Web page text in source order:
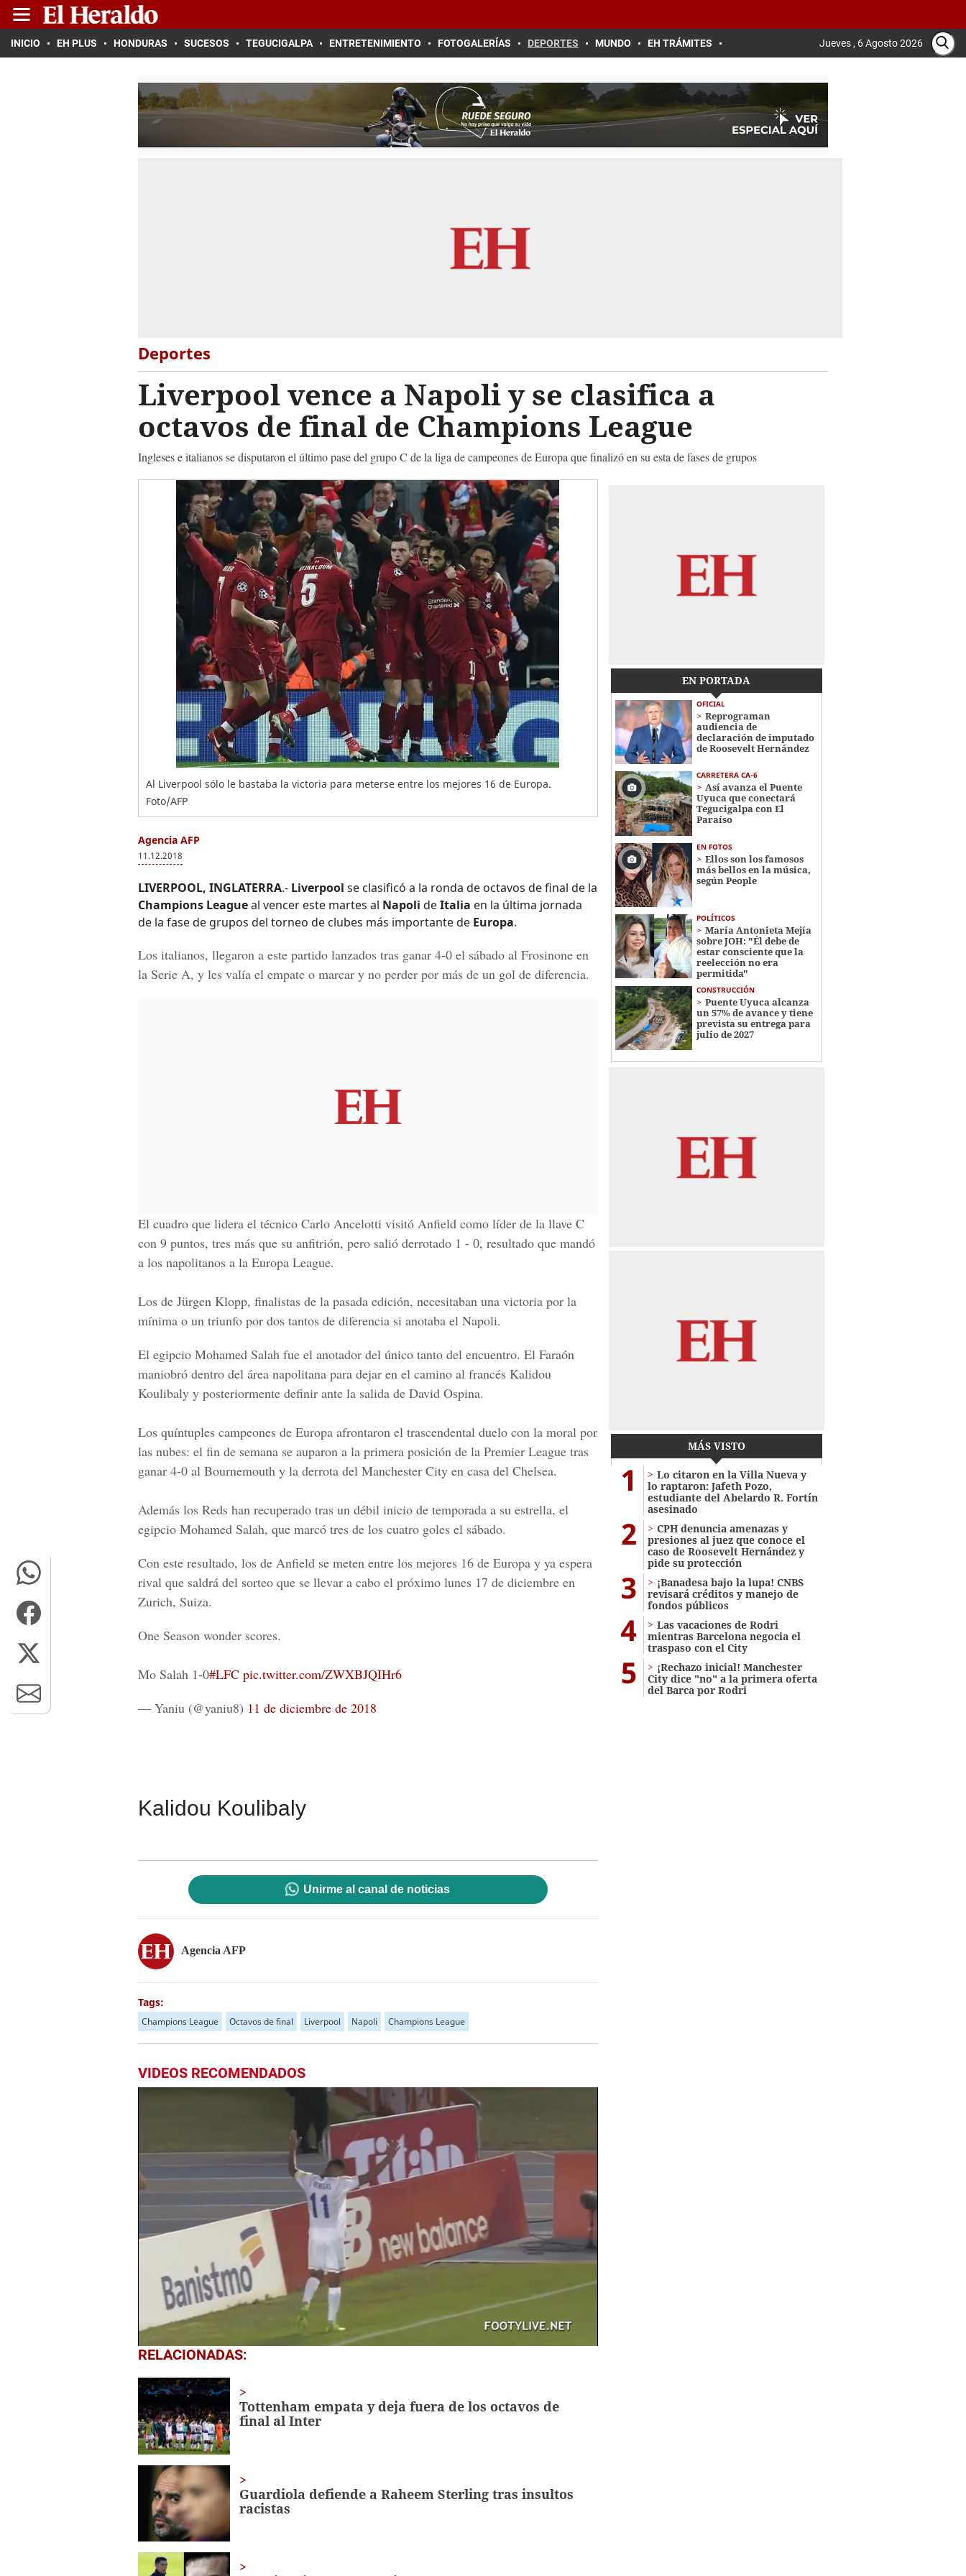
INICIO EH PLUS HONDURAS SUCESOS TEGUCIGALPA ENTRETENIMIENTO FOTOGALERÍAS DEPORTES MUNDO EH TRÁMITES Jueves , 6 Agosto 2026
Deportes
Liverpool vence a Napoli y se clasifica a
octavos de final de Champions League
Ingleses e italianos se disputaron el último pase del grupo C de la liga de campeones de Europa que finalizó en su esta de fases de grupos
Al Liverpool sólo le bastaba la victoria para meterse entre los mejores 16 de Europa.
Foto/AFP
Agencia AFP
11.12.2018
LIVERPOOL, INGLATERRA.- Liverpool se clasificó a la ronda de octavos de final de la
Champions Leagueal vencer este martes al Napoli deItalia en la última jornada
de la fase de grupos del torneo de clubes más importante de Europa.
Los italianos, llegaron a este partido lanzados tras ganar 4-0 el sábado al Frosinone en
la Serie A, y les valía el empate o marcar y no perder por más de un gol de diferencia.
El cuadro que lidera el técnico Carlo Ancelotti visitó Anfield como líder de la llave C
con 9 puntos, tres más que su anfitrión, pero salió derrotado 1 - 0, resultado que mandó
a los napolitanos a la Europa League.
Los de Jürgen Klopp, finalistas de la pasada edición, necesitaban una victoria por la
mínima o un triunfo por dos tantos de diferencia si anotaba el Napoli.
El egipcio Mohamed Salah fue el anotador del único tanto del encuentro. El Faraón
maniobró dentro del área napolitana para dejar en el camino al francés Kalidou
Koulibaly y posteriormente definir ante la salida de David Ospina.
Los quíntuples campeones de Europa afrontaron el trascendental duelo con la moral por
las nubes: el fin de semana se auparon a la primera posición de la Premier League tras
ganar 4-0 al Bournemouth y la derrota del Manchester City en casa del Chelsea.
Además los Reds han recuperado tras un débil inicio de temporada a su estrella, el
egipcio Mohamed Salah, que marcó tres de los cuatro goles el sábado.
Con este resultado, los de Anfield se meten entre los mejores 16 de Europa y ya espera
rival que saldrá del sorteo que se llevar a cabo el próximo lunes 17 de diciembre en
Zurich, Suiza.
One Season wonder scores.
Mo Salah 1-0#LFC pic.twitter.com/ZWXBJQIHr6
— Yaniu (@yaniu8) 11 de diciembre de 2018
Kalidou Koulibaly
Unirme al canal de noticias
Agencia AFP
Tags:
Champions League Octavos de final Liverpool Napoli Champions League
VIDEOS RECOMENDADOS
0
seconds
2
minutes,
41
secondsVolume
0%
RELACIONADAS:
Tottenham empata y deja fuera de los octavos de
final al Inter
Guardiola defiende a Raheem Sterling tras insultos
racistas
EN PORTADA
OFICIAL
Reprograman
audiencia de
declaración de imputado
de Roosevelt Hernández
CARRETERA CA-6
Así avanza el Puente
Uyuca que conectará
Tegucigalpa con El
Paraíso
EN FOTOS
Ellos son los famosos
más bellos en la música,
según People
POLÍTICOS
María Antonieta Mejía
sobre JOH: "Él debe de
estar consciente que la
reelección no era
permitida"
CONSTRUCCIÓN
Puente Uyuca alcanza
un 57% de avance y tiene
prevista su entrega para
julio de 2027
MÁS VISTO
1
Lo citaron en la Villa Nueva y
lo raptaron: Jafeth Pozo,
estudiante del Abelardo R. Fortín
asesinado
2
CPH denuncia amenazas y
presiones al juez que conoce el
caso de Roosevelt Hernández y
pide su protección
3
¡Banadesa bajo la lupa! CNBS
revisará créditos y manejo de
fondos públicos
4
Las vacaciones de Rodri
mientras Barcelona negocia el
traspaso con el City
5
¡Rechazo inicial! Manchester
City dice "no" a la primera oferta
del Barca por Rodri